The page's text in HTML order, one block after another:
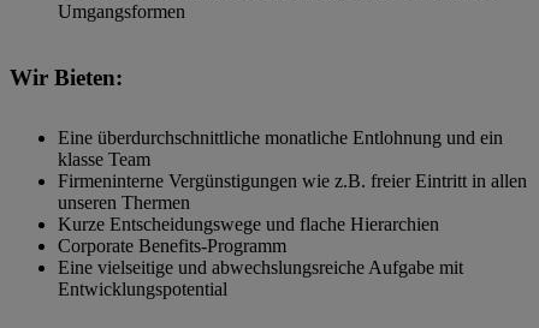
Umgangsformen
Wir Bieten:
Eine überdurchschnittliche monatliche Entlohnung und ein
klasse Team
Firmeninterne Vergünstigungen wie z.B. freier Eintritt in allen
unseren Thermen
Kurze Entscheidungswege und flache Hierarchien
Corporate Benefits-Programm
Eine vielseitige und abwechslungsreiche Aufgabe mit
Entwicklungspotential